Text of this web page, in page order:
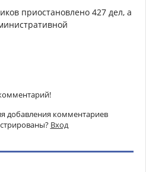
приостановлено 427 дел, а
добавления комментариев
Вход